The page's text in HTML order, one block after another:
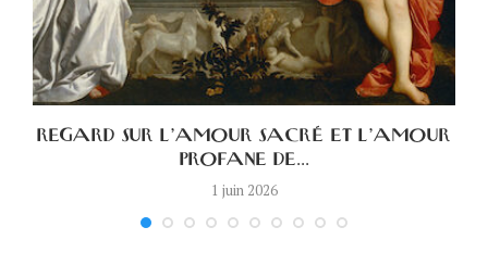
REGARD SUR L’AMOUR SACRÉ ET L’AMOUR
PROFANE DE...
1 juin 2026